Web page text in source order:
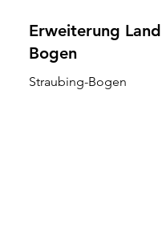
Erweiterung
Bogen
Straubing-Bogen